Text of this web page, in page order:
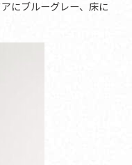
にブルーグレー、床に